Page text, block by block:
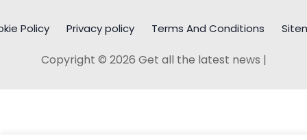
Policy Privacy policy Terms And Conditions
Copyright © 2026 Get all the latest news |